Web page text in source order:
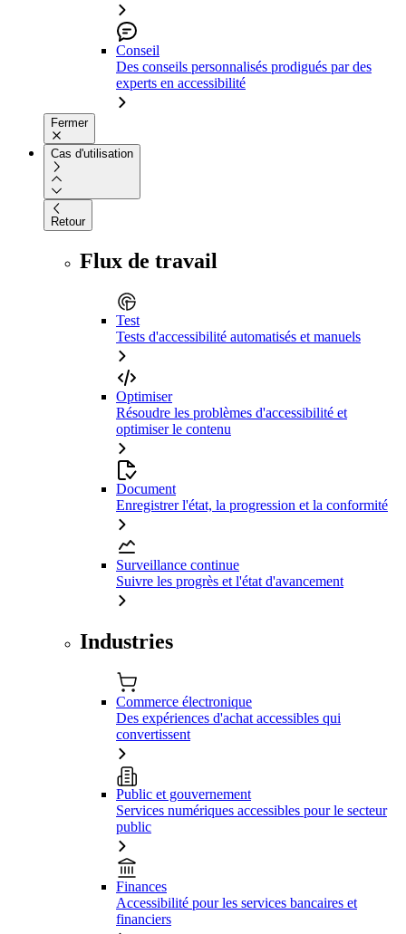
Conseil
Des conseils personnalisés prodigués par des
experts en accessibilité
Fermer
Cas d'utilisation
Retour
Flux de travail
Test
Tests d'accessibilité automatisés et manuels
Optimiser
Résoudre les problèmes d'accessibilité et
optimiser le contenu
Document
Enregistrer l'état, la progression et la conformité
Surveillance continue
Suivre les progrès et l'état d'avancement
Industries
Commerce électronique
Des expériences d'achat accessibles qui
convertissent
Public et gouvernement
Services numériques accessibles pour le secteur
public
Finances
Accessibilité pour les services bancaires et
financiers